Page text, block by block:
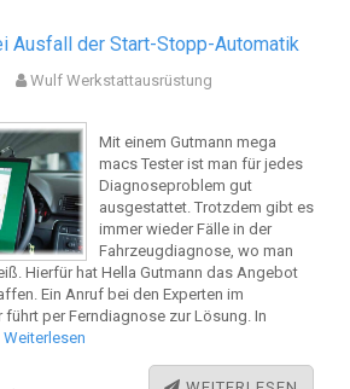
Ausfall der Start-Stopp-Automatik
Wulf Werkstattausrüstung
Mit einem Gutmann mega
macs Tester ist man für jedes
Diagnoseproblem gut
ausgestattet. Trotzdem gibt es
immer wieder Fälle in der
Fahrzeugdiagnose, wo man
Hierfür hat Hella Gutmann das Angebot
Ein Anruf bei den Experten im
führt per Ferndiagnose zur Lösung. In
Weiterlesen